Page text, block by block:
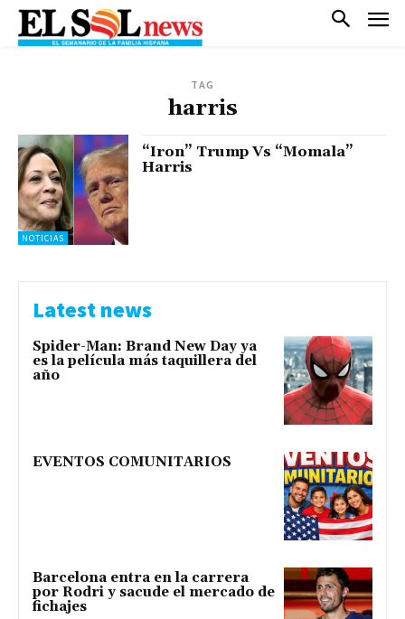
TAG
harris
NOTICIAS
“Iron” Trump Vs “Momala”
Harris
Latest news
Spider-Man: Brand New Day ya
es la película más taquillera del
año
EVENTOS COMUNITARIOS
Barcelona entra en la carrera
por Rodri y sacude el mercado de
fichajes